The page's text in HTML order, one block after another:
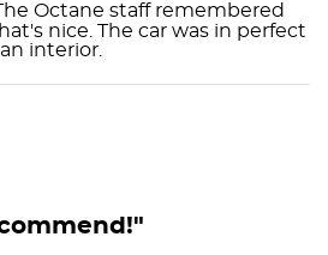
Octane staff remembered
nice. The car was in perfect
interior.